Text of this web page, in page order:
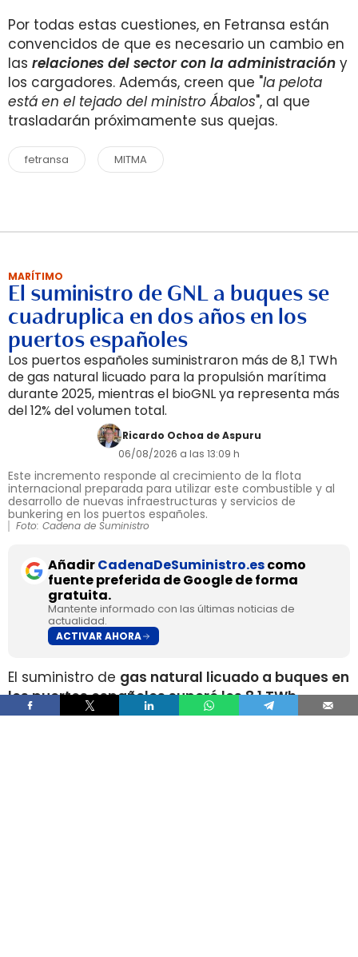
Por todas estas cuestiones, en Fetransa están
convencidos de que es necesario un cambio en
las relaciones del sector con la administración y
los cargadores. Además, creen que "la pelota
está en el tejado del ministro Ábalos", al que
trasladarán próximamente sus quejas.
fetransa MITMA
MARÍTIMO
El suministro de GNL a buques se
cuadruplica en dos años en los
puertos españoles
Los puertos españoles suministraron más de 8,1 TWh
de gas natural licuado para la propulsión marítima
durante 2025, mientras el bioGNL ya representa más
del 12% del volumen total.
Ricardo Ochoa de Aspuru
06/08/2026 a las 13:09 h
Este incremento responde al crecimiento de la flota
internacional preparada para utilizar este combustible y al
desarrollo de nuevas infraestructuras y servicios de
bunkering en los puertos españoles.
Foto: Cadena de Suministro
AñadirCadenaDeSuministro.escomo
fuente preferida de Google de forma
gratuita.
Mantente informado con las últimas noticias de
actualidad.
ACTIVAR AHORA
El suministro de gas natural licuado a buques en
los puertos españoles superó los 8,1 TWh
durante 2025, un volumen que multiplica por